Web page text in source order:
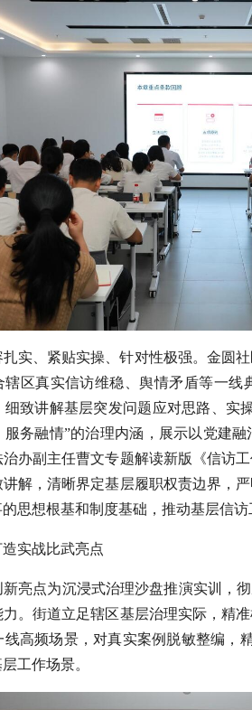
实、紧贴实操、针对性极强。金圆
辖区真实信访维稳、舆情矛盾等一
致讲解基层突发问题应对思路、实
务融情”的治理内涵，展示以党建
办副主任曹文专题解读新版《信访
解，清晰界定基层履职权责边界，
思想根基和制度基础，推动基层信访
实战比武亮点
亮点为沉浸式治理沙盘推演实训，
。街道立足辖区基层治理实际，精
高频场景，对真实案例脱敏整编，
工作场景。